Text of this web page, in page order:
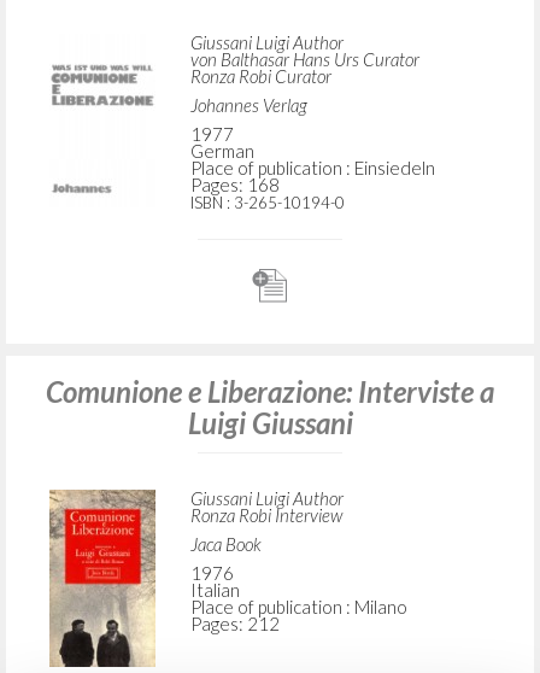
Giussani Luigi Author
von Balthasar Hans Urs Curator
Ronza Robi Curator
Johannes Verlag
1977
German
Place of publication : Einsiedeln
Pages: 168
ISBN : 3-265-10194-0
Comunione e Liberazione: Interviste a
Luigi Giussani
Giussani Luigi Author
Ronza Robi Interview
Jaca Book
1976
Italian
Place of publication : Milano
Pages: 212